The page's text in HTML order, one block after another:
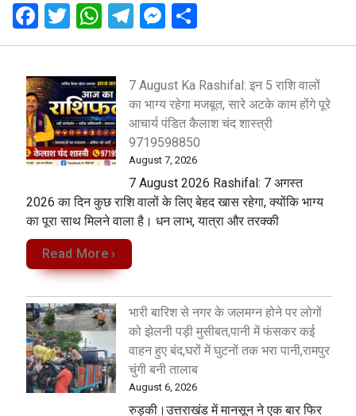
F
a
b
o
o
k
T
wi
er
W
h
s
A
p
p
T
el
gr
a
m
M
es
n
g
er
h
e
7 August Ka Rashifal: इन 5 राशि वालों
का भाग्य रहेगा मजबूत, सारे अटके काम होंगे पूरे
आचार्य पंडित कैलाश चंद शास्त्री
9719598850
August 7, 2026
7 August 2026 Rashifal: 7 अगस्त
2026 का दिन कुछ राशि वालों के लिए बेहद खास रहेगा, क्योंकि भाग्य
का पूरा साथ मिलने वाला है। धन लाभ, यात्रा और तरक्की
Read More ›
भारी बारिश से नगर के जलमग्न होने पर लोगों
को झेलनी पड़ी मुसीबत,पानी में फंसकर कई
वाहन हुए बंद,घरों में घुटनों तक भरा पानी,रामपुर
चुंगी बनी तालाब
August 6, 2026
रुड़की।उत्तराखंड में मानसून ने एक बार फिर